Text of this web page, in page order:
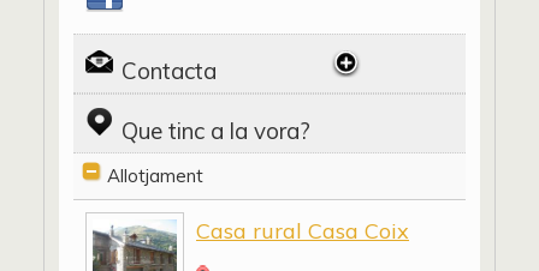
Contacta
Que tinc a la vora?
Allotjament
Casa rural Casa Coix